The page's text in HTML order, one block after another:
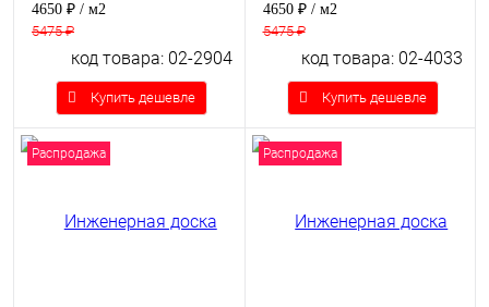
4650 ₽ / м2
5475 ₽
код товара: 02-2904
Купить дешевле
4650 ₽ / м2
5475 ₽
код товара: 02-4033
Купить дешевле
Распродажа Распродажа